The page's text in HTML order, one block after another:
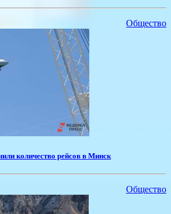
Общество
количество рейсов в Минск
Общество